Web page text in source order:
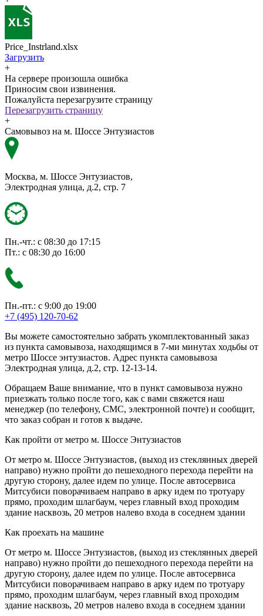
Price_Instrland.xlsx
Загрузить
+
На сервере произошла ошибка
Приносим свои извинения.
Пожалуйста перезагрузите страницу
Перезагрузить страницу
+
Самовывоз на м. Шоссе Энтузиастов
Москва, м. Шоссе Энтузиастов,
Электродная улица, д.2, стр. 7
Пн.-чт.: с 08:30 до 17:15
Пт.: с 08:30 до 16:00
Пн.-пт.: с 9:00 до 19:00
+7 (495) 120-70-62
Вы можете самостоятельно забрать укомплектованный заказ
из пункта самовывоза, находящимся в 7-ми минутах ходьбы от
метро Шоссе энтузиастов. Адрес пункта самовывоза
Электродная улица, д.2, стр. 12-13-14.
Обращаем Ваше внимание, что в пункт самовывоза нужно
приезжать только после того, как с вами свяжется наш
менеджер (по телефону, СМС, электронной почте) и сообщит,
что заказ собран и готов к выдаче.
Как пройти от метро м. Шоссе Энтузиастов
От метро м. Шоссе Энтузиастов, (выход из стеклянных дверей
направо) нужно пройти до пешеходного перехода перейти на
другую сторону, далее идем по улице. После автосервиса
Митсубиси поворачиваем направо в арку идем по тротуару
прямо, проходим шлагбаум, через главный вход проходим
здание насквозь, 20 метров налево входа в соседнем здании
Как проехать на машине
От метро м. Шоссе Энтузиастов, (выход из стеклянных дверей
направо) нужно пройти до пешеходного перехода перейти на
другую сторону, далее идем по улице. После автосервиса
Митсубиси поворачиваем направо в арку идем по тротуару
прямо, проходим шлагбаум, через главный вход проходим
здание насквозь, 20 метров налево входа в соседнем здании